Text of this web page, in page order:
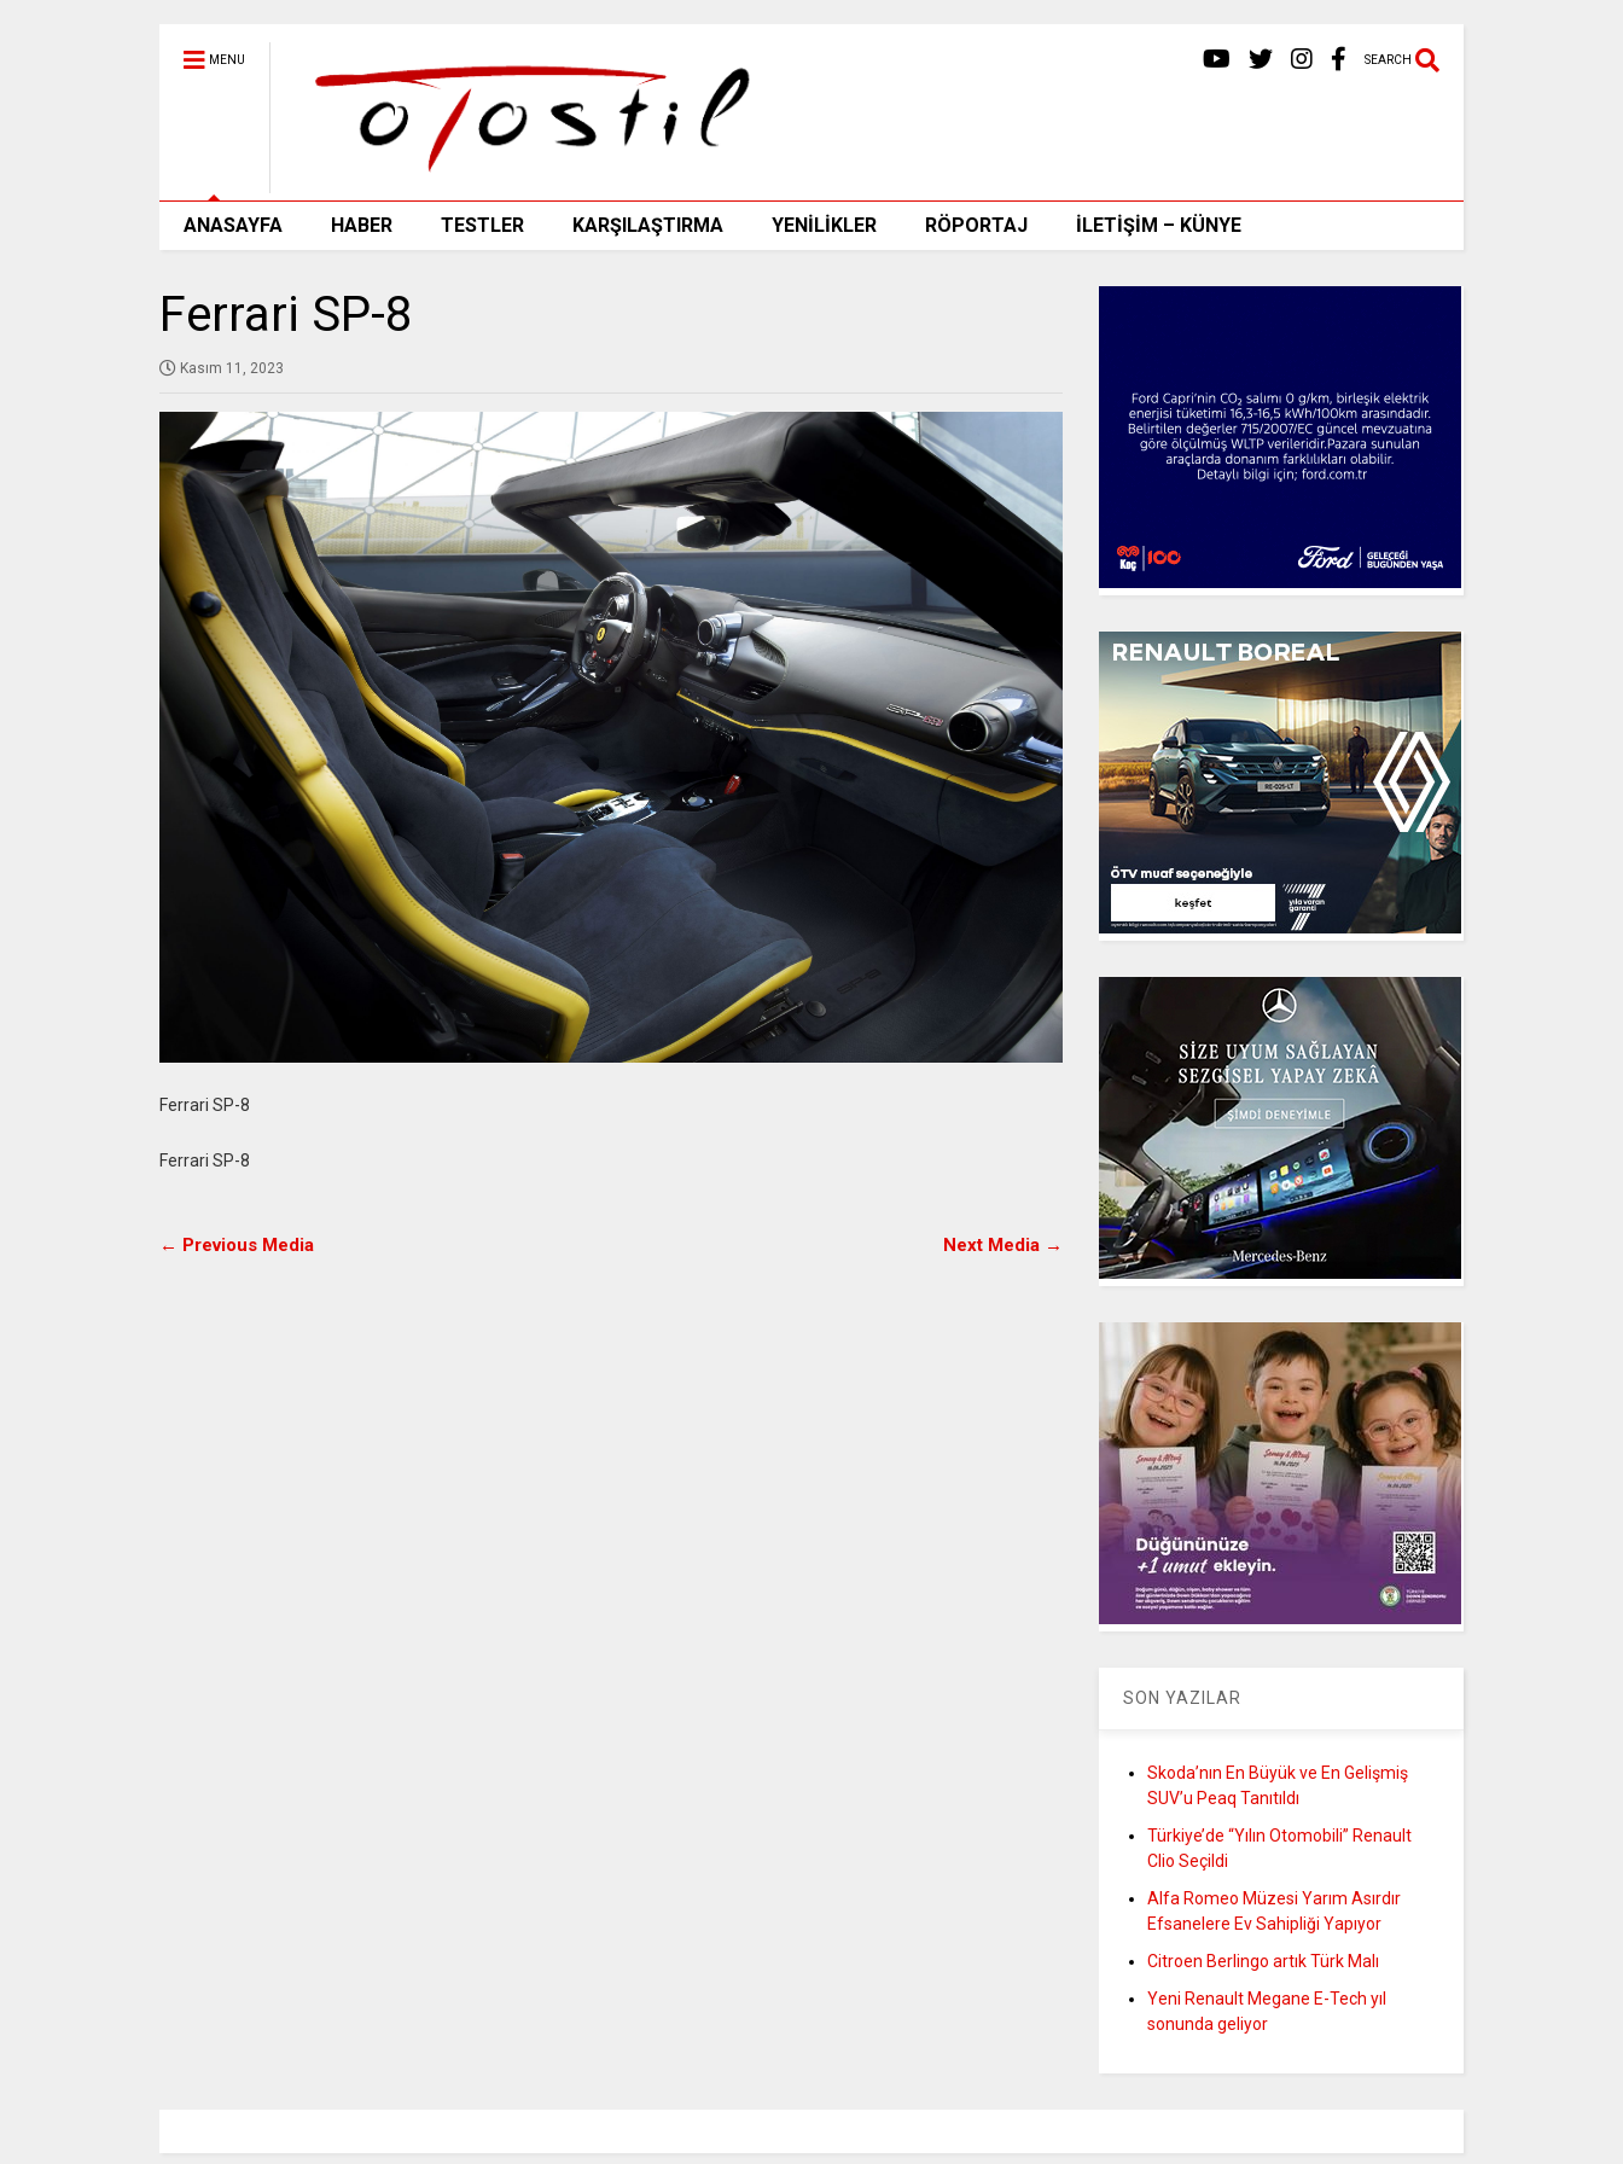
MENU SEARCH
ANASAYFA HABER TESTLER KARŞILAŞTIRMA YENİLİKLER RÖPORTAJ İLETİŞİM – KÜNYE
Ferrari SP-8
Kasım 11, 2023
Ferrari SP-8
Ferrari SP-8
← Previous Media Next Media →
SON YAZILAR
Skoda’nın En Büyük ve En Gelişmiş
SUV’u Peaq Tanıtıldı
Türkiye’de “Yılın Otomobili” Renault
Clio Seçildi
Alfa Romeo Müzesi Yarım Asırdır
Efsanelere Ev Sahipliği Yapıyor
Citroen Berlingo artık Türk Malı
Yeni Renault Megane E-Tech yıl
sonunda geliyor